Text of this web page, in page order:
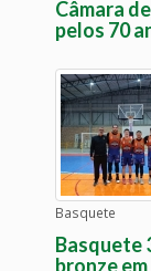
Câmara
pelos 70
Basquete
Basquete
bronze